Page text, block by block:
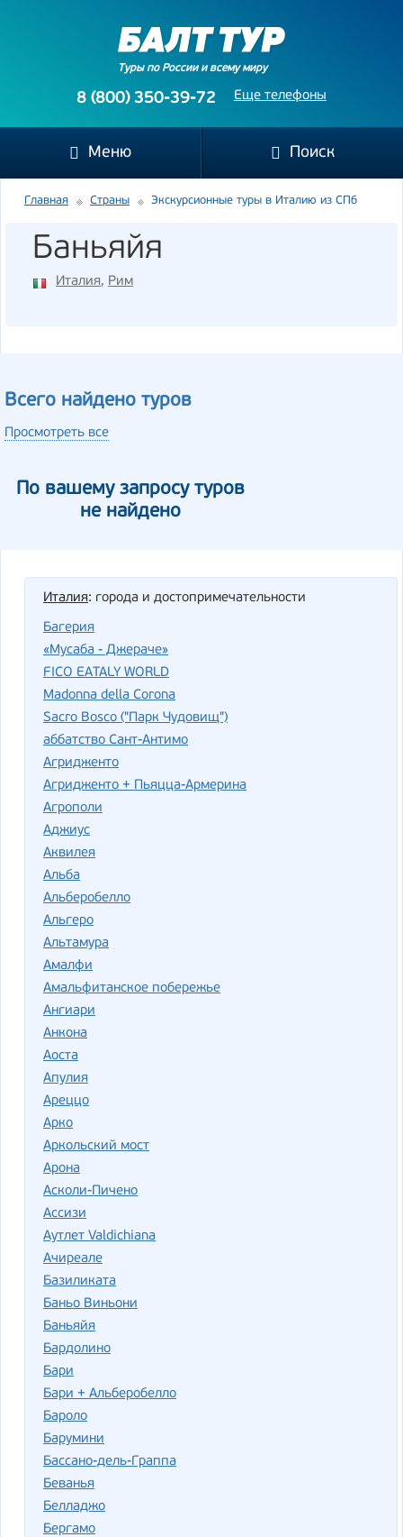
Туры по России и всему миру
Еще телефоны
8 (800) 350-39-72
Меню Поиск
Главная Страны Экскурсионные туры в Италию из СПб
Баньяйя
Италия, Рим
Всего найдено туров
Просмотреть все
По вашему запросу туров
не найдено
Италия: города и достопримечательности
Багерия
«Мусаба - Джераче»
FICO EATALY WORLD
Madonna della Corona
Sacro Bosco ("Парк Чудовищ")
аббатство Сант-Антимо
Агридженто
Агридженто + Пьяцца-Армерина
Агрополи
Аджиус
Аквилея
Альба
Альберобелло
Альгеро
Альтамура
Амалфи
Амальфитанское побережье
Ангиари
Анкона
Аоста
Апулия
Ареццо
Арко
Аркольский мост
Арона
Асколи-Пичено
Ассизи
Аутлет Valdichiana
Ачиреале
Базиликата
Баньо Виньони
Баньяйя
Бардолино
Бари
Бари + Альберобелло
Бароло
Барумини
Бассано-дель-Граппа
Беванья
Белладжо
Бергамо